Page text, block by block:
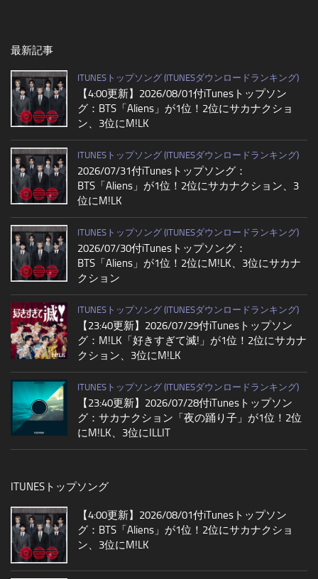
最新記事
ITUNESトップソング (ITUNESダウンロードランキング)
【4:00更新】2026/08/01付iTunesトップソン
グ：BTS「Aliens」が1位！2位にサカナクショ
ン、3位にM!LK
ITUNESトップソング (ITUNESダウンロードランキング)
2026/07/31付iTunesトップソング：
BTS「Aliens」が1位！2位にサカナクション、3
位にM!LK
ITUNESトップソング (ITUNESダウンロードランキング)
2026/07/30付iTunesトップソング：
BTS「Aliens」が1位！2位にM!LK、3位にサカナ
クション
ITUNESトップソング (ITUNESダウンロードランキング)
【23:40更新】2026/07/29付iTunesトップソン
グ：M!LK「好きすぎて滅!」が1位！2位にサカナ
クション、3位にM!LK
ITUNESトップソング (ITUNESダウンロードランキング)
【23:40更新】2026/07/28付iTunesトップソン
グ：サカナクション「夜の踊り子」が1位！2位
にM!LK、3位にILLIT
ITUNESトップソング
【4:00更新】2026/08/01付iTunesトップソン
グ：BTS「Aliens」が1位！2位にサカナクショ
ン、3位にM!LK